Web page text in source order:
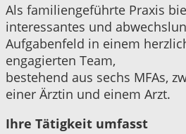
Als familiengeführte Praxis
interessantes und
Aufgabenfeld in einem
engagierten Team,
bestehend aus sechs MFAs,
einer Ärztin und einem Arzt.
Ihre Tätigkeit umfasst